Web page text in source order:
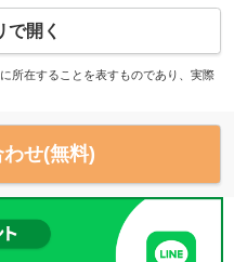
で開く
所在することを表すものであり、実際
せ(無料)